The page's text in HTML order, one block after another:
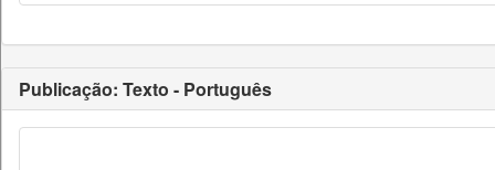
Publicação: Texto - Português